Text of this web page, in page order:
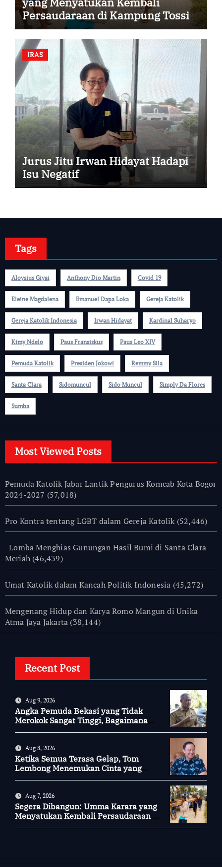
Persaudaraan di Kampung Tossi
IRAS
Jurus Jitu Irwan Hidayat Hadapi
Isu Negatif
Tags
Aloysius Giyai Anthony Dio Martin Covid 19
Eleine Magdalena Emanuel Dapa Loka Gereja Katolik
Gereja Katolik Indonesia Irwan Hidayat Kardinal Suharyo
Kimy Ndelo Paus Fransiskus Paus Leo XIV
Pemuda Katolik Presiden Jokowi Remmy Sila
Santa Clara Sidomuncul Sido Muncul Simply Da Flores
Sumba
Most Viewed Posts
Pemuda Katolik Jabar Lantik Pengurus Komcab Kota Bogor
2024-2027 (57,018)
Pro Kontra tentang LGBT dalam Gereja Katolik (52,446)
Lomba Menghias Gunungan Hasil Bumi di Santa Clara
Meriah (46,439)
Umat Katolik dalam Kancah Politik Indonesia (45,272)
Mengenang Hidup dan Karya Romo Mangun di Unika
Atma Jaya Jakarta (38,144)
Recent Post
Aug 9, 2026
Angka Pemuda Bekasi yang Tidak
Merokok Sangat Tinggi, Bagaimana
Aug 8, 2026
Ketika Semua Terasa Gelap, Tom
Lembong Menemukan Cinta yang
Aug 7, 2026
Segera Dibangun: Umma Karara yang
Menyatukan Kembali Persaudaraan di